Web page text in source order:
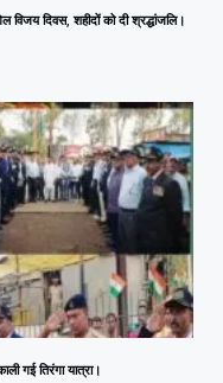
विजय दिवस, शहीदों को दी श्रद्धांजलि।
गई तिरंगा यात्रा।